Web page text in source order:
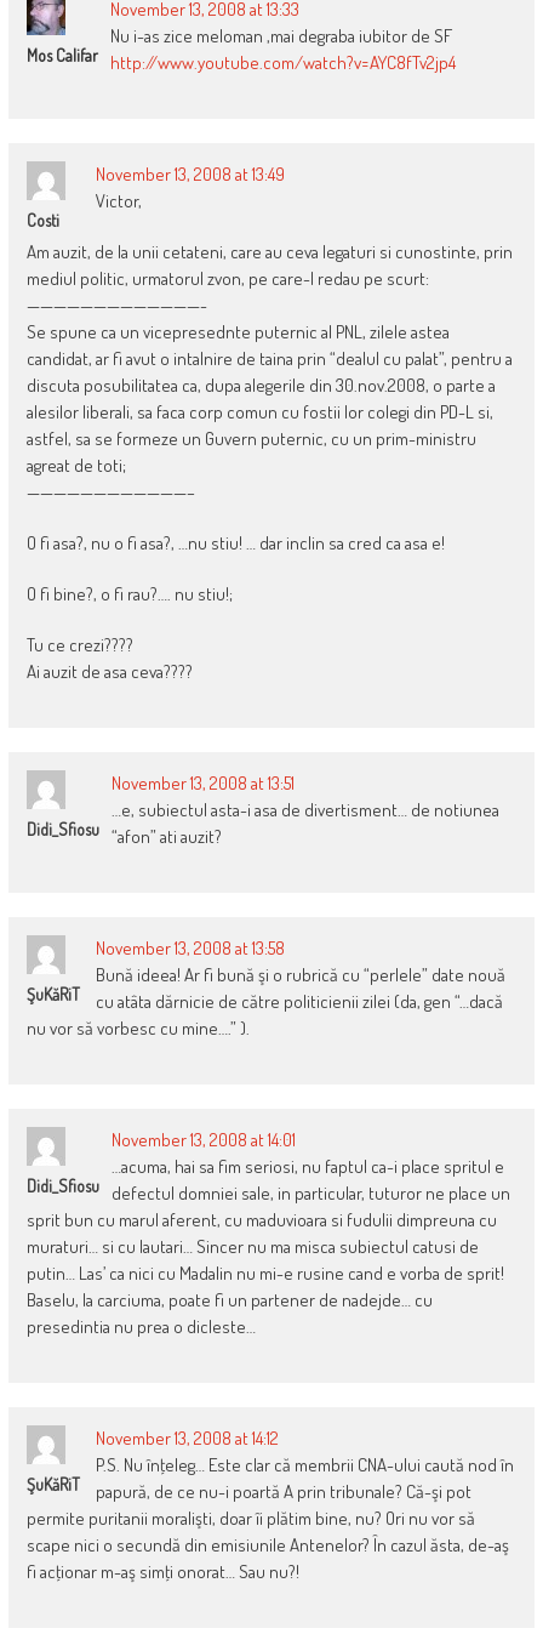
Mos Califar
November 13, 2008 at 13:33
Nu i-as zice meloman ,mai degraba iubitor de SF
http://www.youtube.com/watch?v=AYC8fTv2jp4
Costi
November 13, 2008 at 13:49
Victor,
Am auzit, de la unii cetateni, care au ceva legaturi si cunostinte, prin
mediul politic, urmatorul zvon, pe care-l redau pe scurt:
—————————————-
Se spune ca un vicepresednte puternic al PNL, zilele astea
candidat, ar fi avut o intalnire de taina prin “dealul cu palat”, pentru a
discuta posubilitatea ca, dupa alegerile din 30.nov.2008, o parte a
alesilor liberali, sa faca corp comun cu fostii lor colegi din PD-L si,
astfel, sa se formeze un Guvern puternic, cu un prim-ministru
agreat de toti;
————————————–
O fi asa?, nu o fi asa?, …nu stiu! … dar inclin sa cred ca asa e!
O fi bine?, o fi rau?…. nu stiu!;
Tu ce crezi????
Ai auzit de asa ceva????
Didi_Sfiosu
November 13, 2008 at 13:51
…e, subiectul asta-i asa de divertisment… de notiunea
“afon” ati auzit?
ŞuKăRiT
November 13, 2008 at 13:58
Bună ideea! Ar fi bună şi o rubrică cu “perlele” date nouă
cu atâta dărnicie de către politicienii zilei (da, gen “…dacă
nu vor să vorbesc cu mine….” ).
Didi_Sfiosu
November 13, 2008 at 14:01
…acuma, hai sa fim seriosi, nu faptul ca-i place spritul e
defectul domniei sale, in particular, tuturor ne place un
sprit bun cu marul aferent, cu maduvioara si fudulii dimpreuna cu
muraturi… si cu lautari… Sincer nu ma misca subiectul catusi de
putin… Las’ ca nici cu Madalin nu mi-e rusine cand e vorba de sprit!
Baselu, la carciuma, poate fi un partener de nadejde… cu
presedintia nu prea o dicleste…
ŞuKăRiT
November 13, 2008 at 14:12
P.S. Nu înţeleg… Este clar că membrii CNA-ului caută nod în
papură, de ce nu-i poartă A prin tribunale? Că-şi pot
permite puritanii moralişti, doar îi plătim bine, nu? Ori nu vor să
scape nici o secundă din emisiunile Antenelor? În cazul ăsta, de-aş
fi acţionar m-aş simţi onorat… Sau nu?!